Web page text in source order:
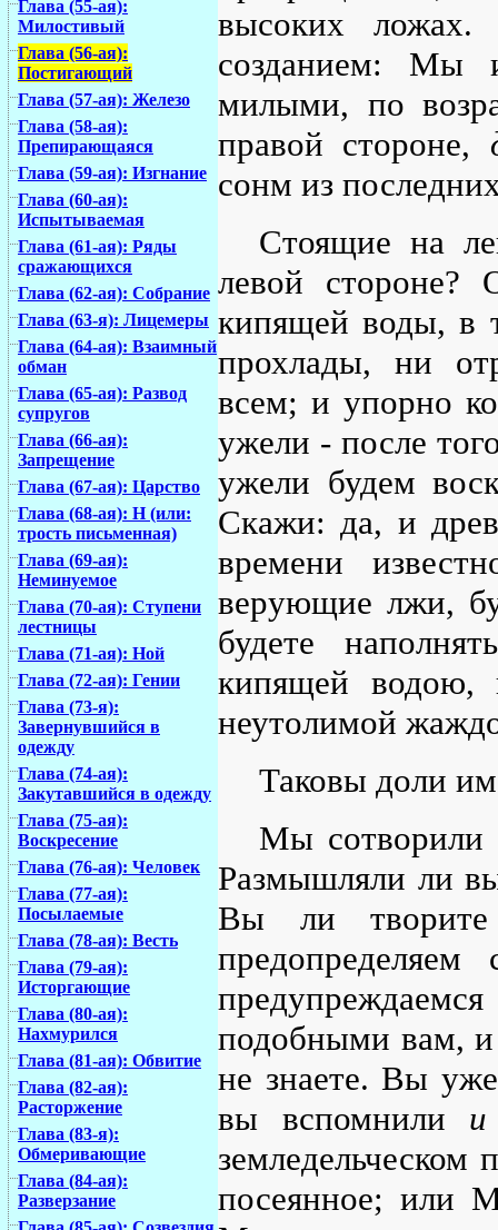
Глава (55-ая):
Милостивый
Глава (56-ая):
Постигающий
Глава (57-ая): Железо
Глава (58-ая):
Препирающаяся
Глава (59-ая): Изгнание
Глава (60-ая):
Испытываемая
Глава (61-ая): Ряды
сражающихся
Глава (62-ая): Собрание
Глава (63-я): Лицемеры
Глава (64-ая): Взаимный
обман
Глава (65-ая): Развод
супругов
Глава (66-ая):
Запрещение
Глава (67-ая): Царство
Глава (68-ая): Н (или:
трость письменная)
Глава (69-ая):
Неминуемое
Глава (70-ая): Ступени
лестницы
Глава (71-ая): Ной
Глава (72-ая): Гении
Глава (73-я):
Завернувшийся в
одежду
Глава (74-ая):
Закутавшийся в одежду
Глава (75-ая):
Воскресение
Глава (76-ая): Человек
Глава (77-ая):
Посылаемые
Глава (78-ая): Весть
Глава (79-ая):
Исторгающие
Глава (80-ая):
Нахмурился
Глава (81-ая): Обвитие
Глава (82-ая):
Расторжение
Глава (83-я):
Обмеривающие
Глава (84-ая):
Разверзание
высоких
созданием: Мы
милыми, по
правой стороне,
сонм из
Стоящие на
левой стороне?
кипящей воды, в
прохлады, ни
всем; и упорно
ужели - после
ужели будем
Скажи: да, и
времени
верующие лжи,
будете
кипящей водою,
неутолимой
Таковы доли
Мы сотворили
Размышляли ли
Вы ли
подобными вам, и
не знаете. Вы
вы вспомнили
посеянное; или